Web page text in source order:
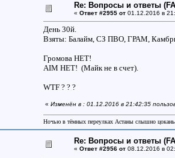
Re: Вопросы и ответы
« Ответ #2955 от01.12.2016 в
День 30й.
Взяты: Балайм, СЗ ПВО, ГРАМ,
Громова НЕТ!
AIM НЕТ! (Майк не в счет).
WTF ? ? ?
« Изменён в : 01.12.2016 в 21:42:35
Ночью в тёмных переулках Астаны слышно
Re: Вопросы и ответы
« Ответ #2956 от08.12.2016 в